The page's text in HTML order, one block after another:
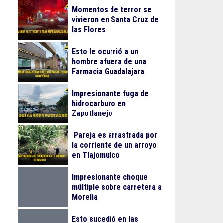
Momentos de terror se
vivieron en Santa Cruz de
las Flores
Esto le ocurrió a un
hombre afuera de una
Farmacia Guadalajara
Impresionante fuga de
hidrocarburo en
Zapotlanejo
Pareja es arrastrada por
la corriente de un arroyo
en Tlajomulco
Impresionante choque
múltiple sobre carretera a
Morelia
Esto sucedió en las